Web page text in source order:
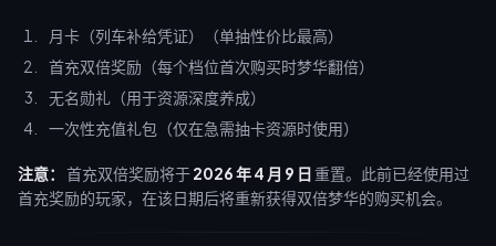
月卡（列车补给凭证）（单抽性价比最高）
首充双倍奖励（每个档位首次购买时梦华翻倍）
无名勋礼（用于资源深度养成）
一次性充值礼包（仅在急需抽卡资源时使用）
注意： 首充双倍奖励将于2026 年 4 月 9 日重置。此前已经使用过
首充奖励的玩家，在该日期后将重新获得双倍梦华的购买机会。